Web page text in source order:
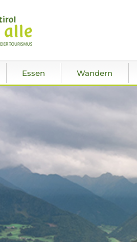
Essen Wandern